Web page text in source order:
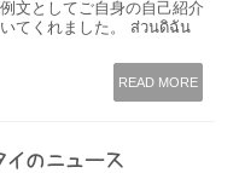
文としてご自身の自己紹介
てくれました。 ส่วนดิฉัน
READ MORE
イのニュース